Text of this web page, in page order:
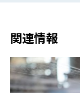
関連情報